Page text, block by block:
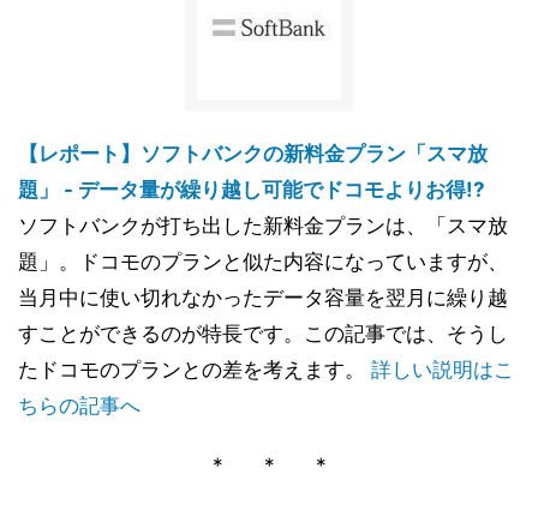
【レポート】ソフトバンクの新料金プラン「スマ放
題」 - データ量が繰り越し可能でドコモよりお得!?
ソフトバンクが打ち出した新料金プランは、「スマ放
題」。ドコモのプランと似た内容になっていますが、
当月中に使い切れなかったデータ容量を翌月に繰り越
すことができるのが特長です。この記事では、そうし
たドコモのプランとの差を考えます。 詳しい説明はこ
ちらの記事へ
* * *